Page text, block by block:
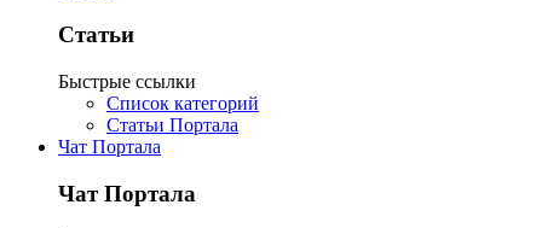
Статьи
Быстрые ссылки
Список категорий
Статьи Портала
Чат Портала
Чат Портала